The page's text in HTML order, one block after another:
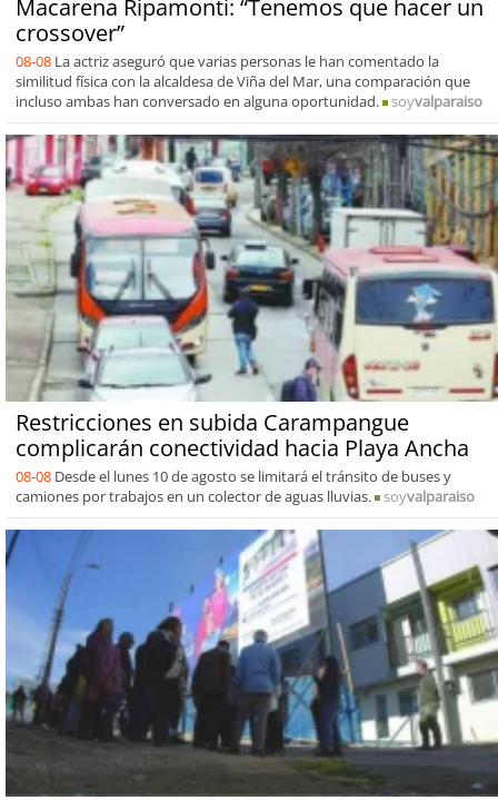
Macarena Ripamonti: “Tenemos que hacer un
crossover”
08-08 La actriz aseguró que varias personas le han comentado la
similitud física con la alcaldesa de Viña del Mar, una comparación que
incluso ambas han conversado en alguna oportunidad.
soyvalparaiso
Restricciones en subida Carampangue
complicarán conectividad hacia Playa Ancha
08-08 Desde el lunes 10 de agosto se limitará el tránsito de buses y
camiones por trabajos en un colector de aguas lluvias.
soyvalparaiso